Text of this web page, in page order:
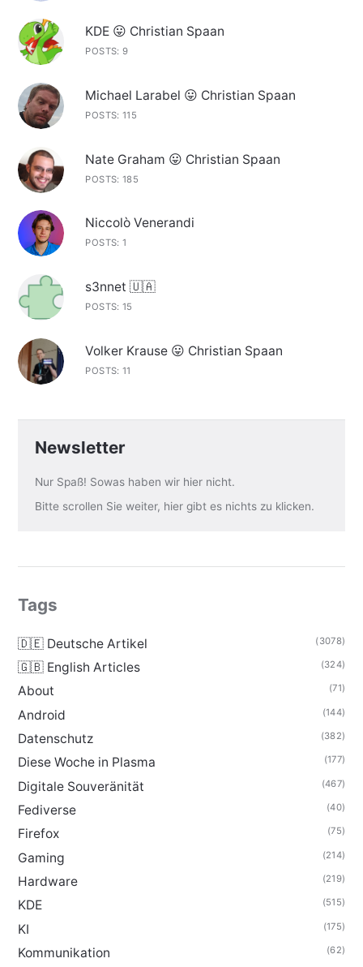
KDE 😛 Christian Spaan
POSTS: 9
Michael Larabel 😛 Christian Spaan
POSTS: 115
Nate Graham 😛 Christian Spaan
POSTS: 185
Niccolò Venerandi
POSTS: 1
s3nnet 🇺🇦
POSTS: 15
Volker Krause 😛 Christian Spaan
POSTS: 11
Newsletter
Nur Spaß! Sowas haben wir hier nicht.
Bitte scrollen Sie weiter, hier gibt es nichts zu klicken.
Tags
🇩🇪 Deutsche Artikel (3078)
🇬🇧 English Articles (324)
About (71)
Android (144)
Datenschutz (382)
Diese Woche in Plasma (177)
Digitale Souveränität (467)
Fediverse (40)
Firefox (75)
Gaming (214)
Hardware (219)
KDE (515)
KI (175)
Kommunikation (62)